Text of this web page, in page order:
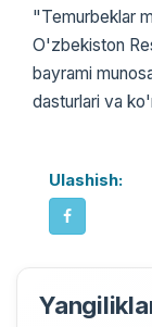
"Temurbeklar
O'zbekiston
bayrami
dasturlari va
Ulashish: